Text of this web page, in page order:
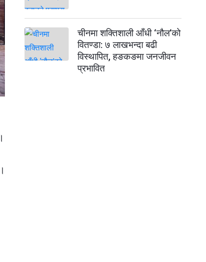
चीनमा शक्तिशाली आँधी ‘नौल’को
वितण्डा: ७ लाखभन्दा बढी
विस्थापित, हङकङमा जनजीवन
प्रभावित